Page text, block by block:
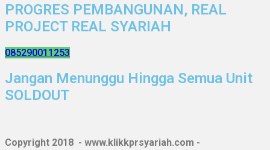
PROGRES PEMBANGUNAN, REAL
PROJECT REAL SYARIAH
085290011253
Jangan Menunggu Hingga Semua Unit
SOLDOUT
Copyright 2018 - www.klikkprsyariah.com -